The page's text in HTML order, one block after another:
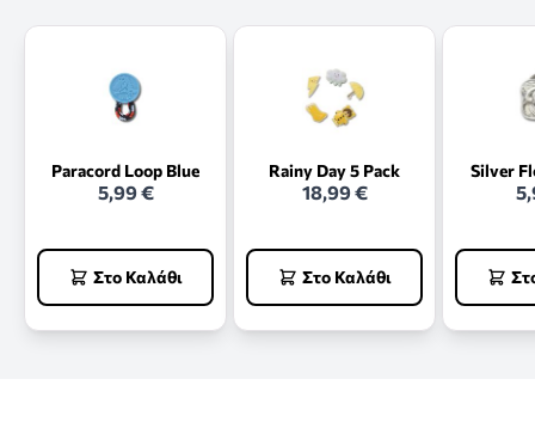
Paracord Loop Blue
5,99 €
Στο Καλάθι
Rainy Day 5 Pack
18,99 €
Στο Καλάθι
Silver